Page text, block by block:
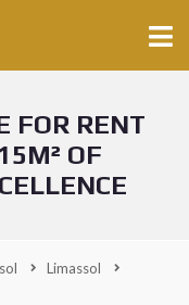
FOR RENT
OF
Limassol